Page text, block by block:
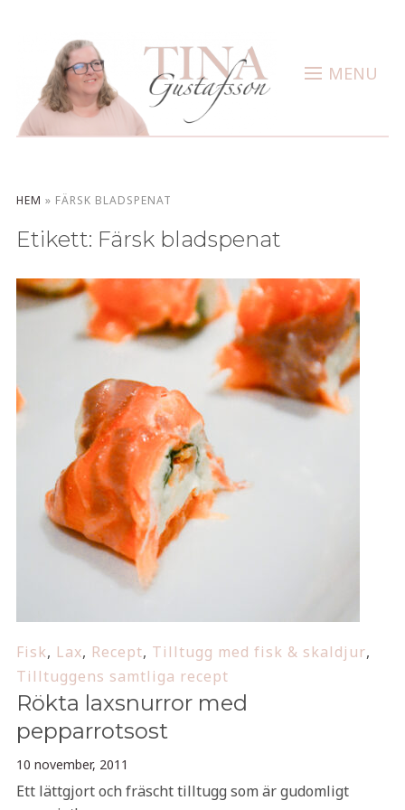
MENU
HEM » FÄRSK BLADSPENAT
Etikett: Färsk bladspenat
Fisk, Lax, Recept, Tilltugg med fisk & skaldjur,
Tilltuggens samtliga recept
Rökta laxsnurror med
pepparrotsost
10 november, 2011
Ett lättgjort och fräscht tilltugg som är gudomligt